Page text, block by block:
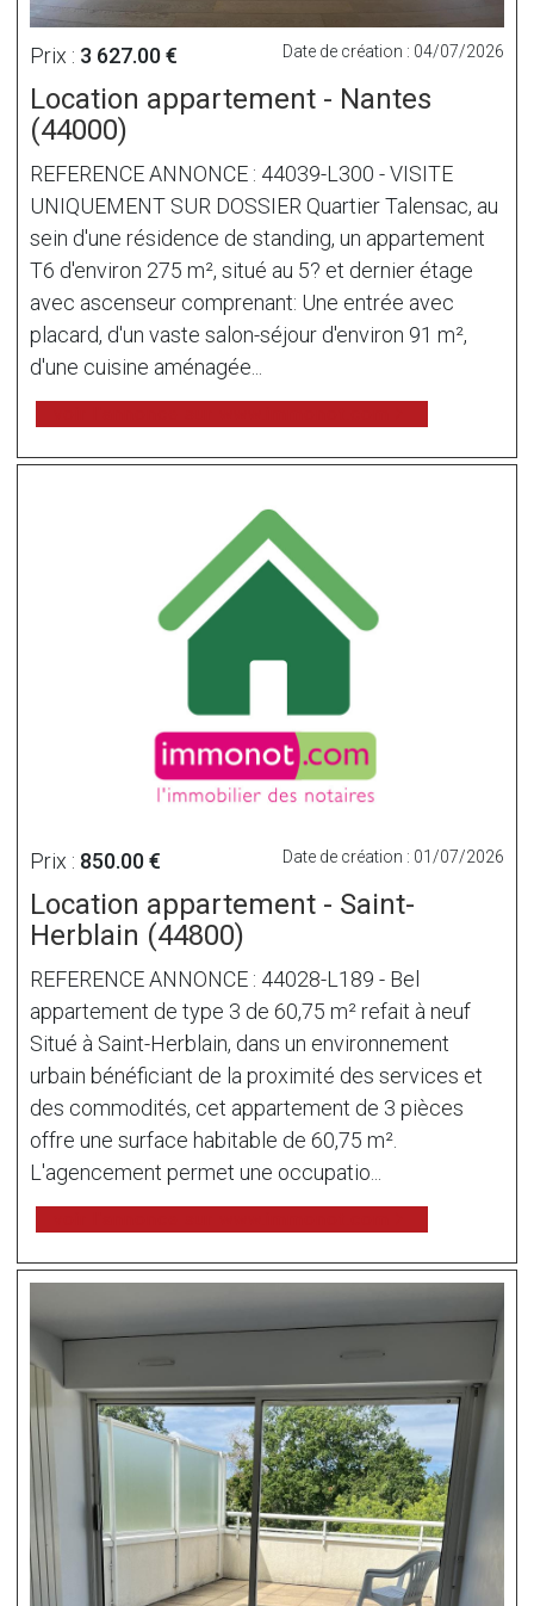
Prix : 3 627.00 € Date de création : 04/07/2026
Location appartement - Nantes
(44000)
REFERENCE ANNONCE : 44039-L300 - VISITE
UNIQUEMENT SUR DOSSIER Quartier Talensac, au
sein d'une résidence de standing, un appartement
T6 d'environ 275 m², situé au 5? et dernier étage
avec ascenseur comprenant: Une entrée avec
placard, d'un vaste salon-séjour d'environ 91 m²,
d'une cuisine aménagée...
Prix : 850.00 € Date de création : 01/07/2026
Location appartement - Saint-
Herblain (44800)
REFERENCE ANNONCE : 44028-L189 - Bel
appartement de type 3 de 60,75 m² refait à neuf
Situé à Saint-Herblain, dans un environnement
urbain bénéficiant de la proximité des services et
des commodités, cet appartement de 3 pièces
offre une surface habitable de 60,75 m².
L'agencement permet une occupatio...